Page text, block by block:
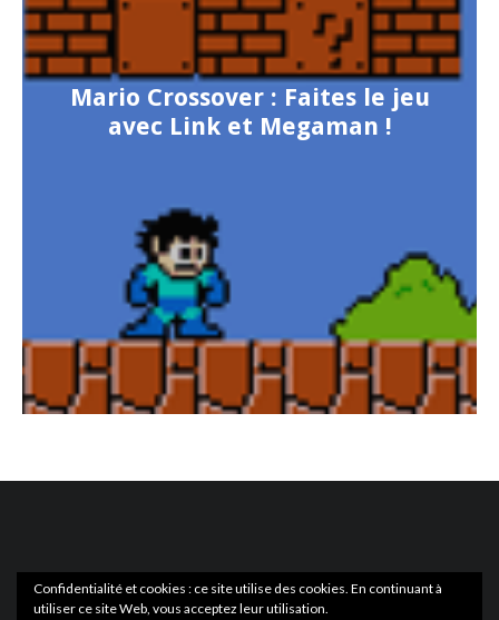
Mario Crossover : Faites le jeu
avec Link et Megaman !
Confidentialité et cookies : ce site utilise des cookies. En continuant à
utiliser ce site Web, vous acceptez leur utilisation.